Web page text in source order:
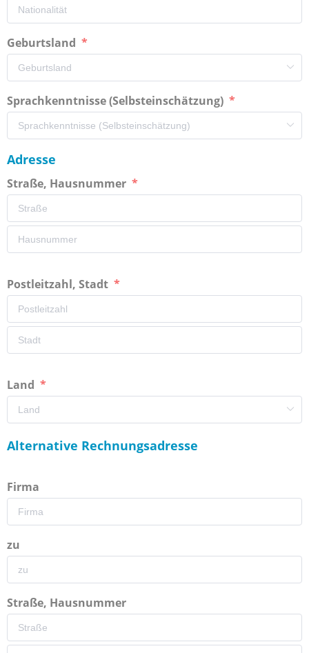
Geburtsland
Sprachkenntnisse (Selbsteinschätzung)
Adresse
Straße, Hausnummer
Postleitzahl, Stadt
Land
Alternative Rechnungsadresse
Firma
zu
Straße, Hausnummer